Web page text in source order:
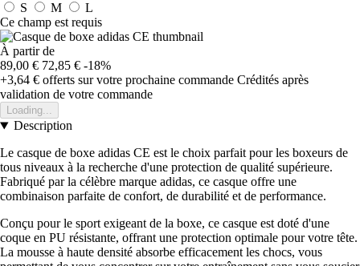
S
M
L
Ce champ est requis
À partir de
89,00 € 72,85 € -18%
+3,64 € offerts sur votre prochaine commande Crédités après
validation de votre commande
Loading...
Description
Le casque de boxe adidas CE est le choix parfait pour les boxeurs de
tous niveaux à la recherche d'une protection de qualité supérieure.
Fabriqué par la célèbre marque adidas, ce casque offre une
combinaison parfaite de confort, de durabilité et de performance.
Conçu pour le sport exigeant de la boxe, ce casque est doté d'une
coque en PU résistante, offrant une protection optimale pour votre tête.
La mousse à haute densité absorbe efficacement les chocs, vous